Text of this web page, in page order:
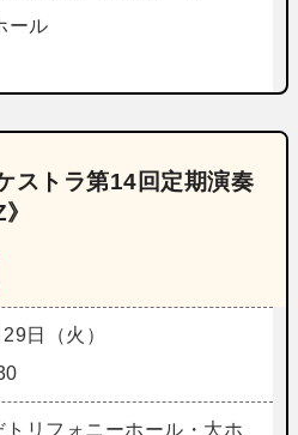
ール
ストラ第14回定期演奏
日（火）
トリフォニーホール・大ホ